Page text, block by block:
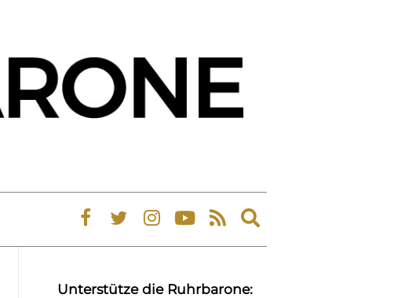
Expand
search
Unterstütze die Ruhrbarone: